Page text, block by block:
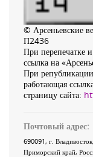
© Арсеньевские
П2436
При перепечатке
ссылка на
При републикации
работающая
страницу сайта:
Почтовый адрес:
690091, г. Владивосток,
Приморский край,